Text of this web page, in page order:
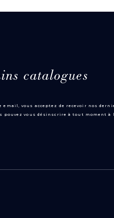
catalogues
email, vous acceptez de recevoir nos
pouvez vous désinscrire à tout moment